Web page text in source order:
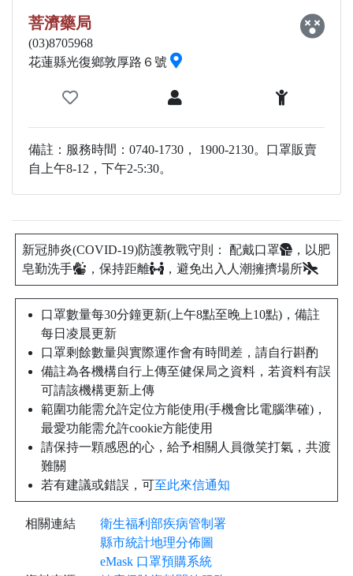
菩濟藥局
(03)8705968
花蓮縣光復鄉敦厚路６號
備註：服務時間：0740-1730， 1900-2130。口罩販賣
自上午8-12，下午2-5:30。
新冠肺炎(COVID-19)防護教戰守則： 配戴口罩
，以肥
皂勤洗手
，保持距離 ，避免出入人潮擁擠場所
口罩數量每30分鐘更新(上午8點至晚上10點)，備註
每日凌晨更新
口罩剩餘數量與實際運作會有時間差，請自行斟酌
備註為各機構自行上傳至健保局之資料，若資料有誤
可請該機構更新上傳
範圍功能需允許定位方能使用(手機會比電腦準確)，
最愛功能需允許cookie方能使用
請保持一顆感恩的心，給予相關人員微笑打氣，共渡
難關
若有建議或錯誤，可至此來信通知
相關連結
衛生福利部疾病管制署
縣市統計地理分佈圖
eMask 口罩預購系統